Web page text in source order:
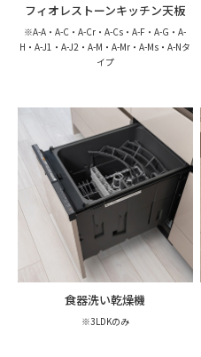
フィオレストーンキッチン天板
※A-A・A-C・A-Cr・A-Cs・A-F・A-G・A-
H・A-J1・A-J2・A-M・A-Mr・A-Ms・A-Nタ
イプ
食器洗い乾燥機
※3LDKのみ